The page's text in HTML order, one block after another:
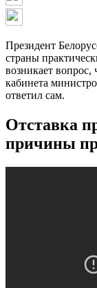
Президент
страны
возникает вопрос,
кабинета
ответил сам.
Отставка
причины